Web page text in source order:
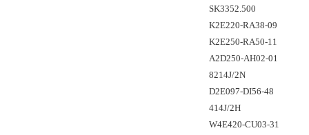
SK3352.500
K2E220-RA38-09
K2E250-RA50-11
A2D250-AH02-01
8214J/2N
D2E097-DI56-48
414J/2H
W4E420-CU03-31